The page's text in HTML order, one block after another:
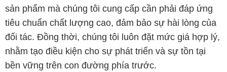
sản phẩm mà chúng tôi cung cấp cần phải đáp ứng
tiêu chuẩn chất lượng cao, đảm bảo sự hài lòng của
đối tác. Đồng thời, chúng tôi luôn đặt mức giá hợp lý,
nhằm tạo điều kiện cho sự phát triển và sự tồn tại
bền vững trên con đường phía trước.